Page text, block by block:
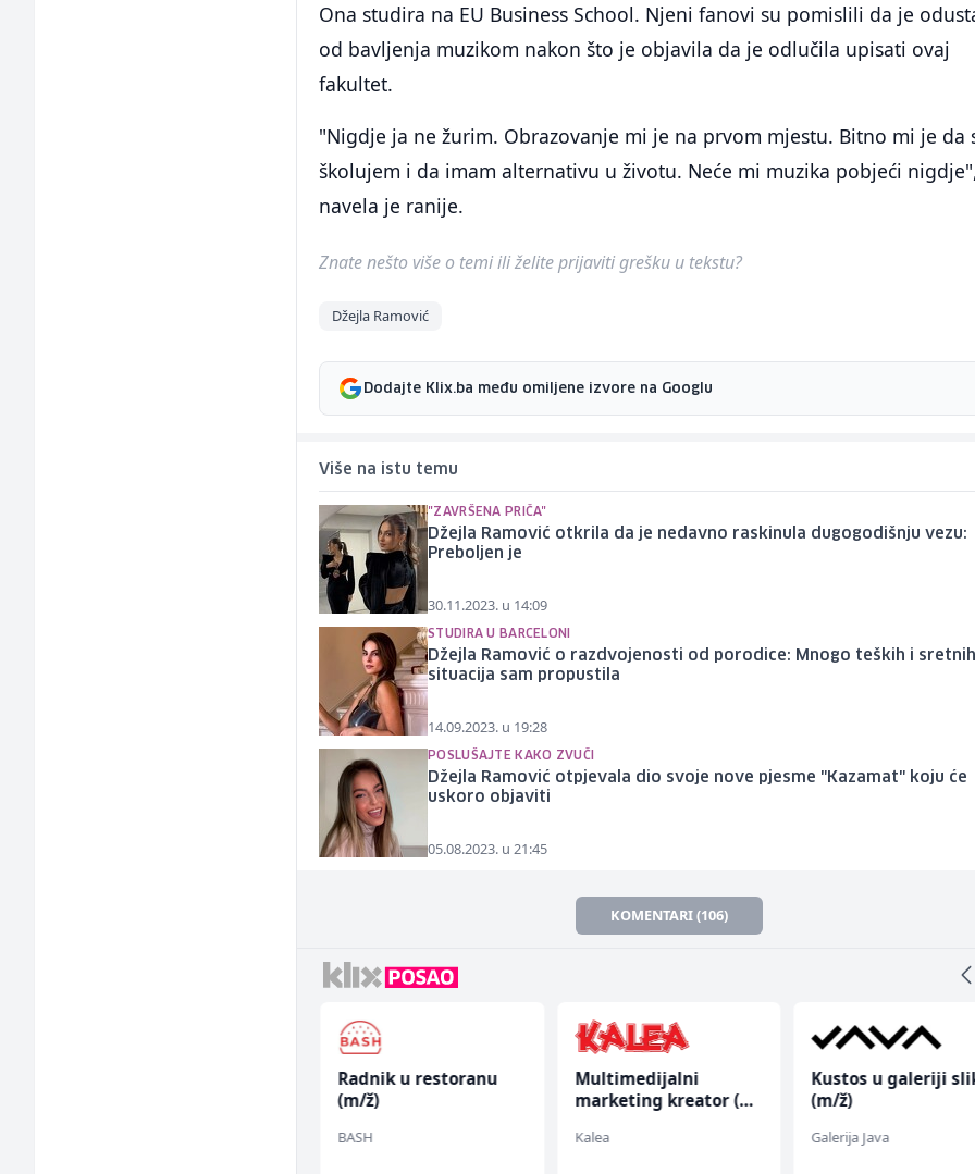
Ona studira na EU Business School. Njeni fanovi su pomislili da je
od bavljenja muzikom nakon što je objavila da je odlučila upisati ovaj
fakultet.
"Nigdje ja ne žurim. Obrazovanje mi je na prvom mjestu. Bitno mi je da
školujem i da imam alternativu u životu. Neće mi muzika pobjeći
navela je ranije.
Znate nešto više o temi ili želite prijaviti grešku u tekstu?
Džejla Ramović
Dodajte Klix.ba među omiljene izvore na Googlu
Više na istu temu
"ZAVRŠENA PRIČA"
Džejla Ramović otkrila da je nedavno raskinula dugogodišnju vezu:
Preboljen je
30.11.2023. u 14:09
STUDIRA U BARCELONI
Džejla Ramović o razdvojenosti od porodice: Mnogo teških i
situacija sam propustila
14.09.2023. u 19:28
POSLUŠAJTE KAKO ZVUČI
Džejla Ramović otpjevala dio svoje nove pjesme "Kazamat" koju će
uskoro objaviti
05.08.2023. u 21:45
KOMENTARI (106)
Radnik u restoranu
(m/ž)
BASH
Multimedijalni
marketing kreator (m/
Kalea
Kustos u galeriji
(m/ž)
Galerija Java